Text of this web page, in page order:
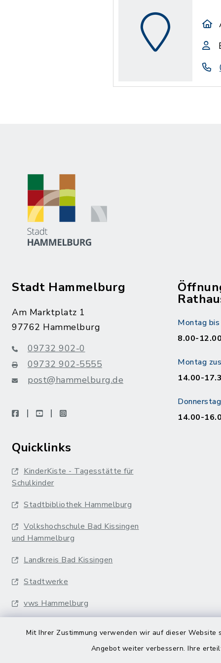
Mit Ihrer Zustimmung verwenden wir auf dieser
Angebot weiter verbessern. Ihre
Stadt Hammelburg
Am Marktplatz 1
97762 Hammelburg
09732 902-0
09732 902-5555
post@hammelburg.de
facebookyoutubeinstagram
Quicklinks
KinderKiste - Tagesstätte für
Schulkinder
Stadtbibliothek Hammelburg
Volkshochschule Bad Kissingen
und Hammelburg
Landkreis Bad Kissingen
Stadtwerke
vws Hammelburg
Montag
8.00-
Montag
14.00-
14.00-